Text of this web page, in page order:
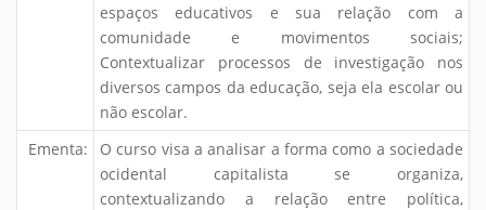
espaços educativos e sua relação com a
comunidade e movimentos sociais;
Contextualizar processos de investigação nos
diversos campos da educação, seja ela escolar ou
não escolar.
Ementa:
O curso visa a analisar a forma como a sociedade
ocidental capitalista se organiza,
contextualizando a relação entre política,